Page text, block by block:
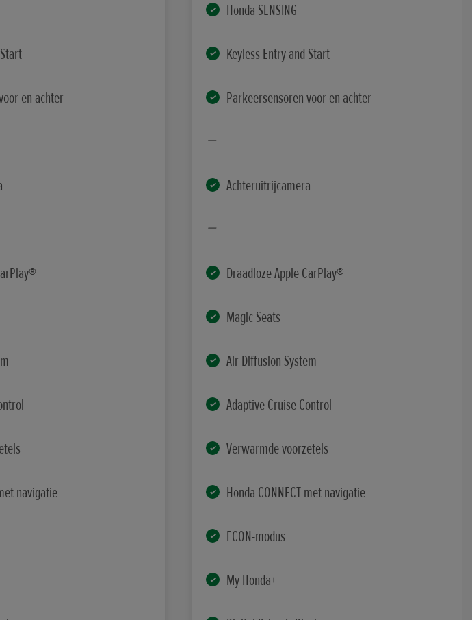
en achter
navigatie
Honda SENSING
Keyless Entry and Start
Parkeersensoren voor en achter
Achteruitrijcamera
Draadloze Apple CarPlay®
Magic Seats
Air Diffusion System
Adaptive Cruise Control
Verwarmde voorzetels
Honda CONNECT met navigatie
ECON-modus
My Honda+